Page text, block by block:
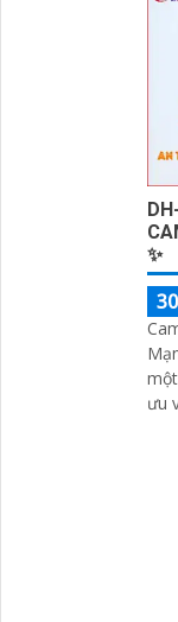
✨
ưu